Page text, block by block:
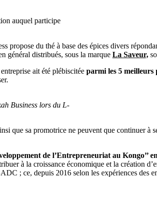
auquel participe
propose du thé à base des épices divers
général distribués, sous la marque La Saveur,
ait été plébiscitée parmi les 5
Business lors du L-
que sa promotrice ne peuvent que continuer à
de l’Entrepreneuriat au Kongo’’
à la croissance économique et la création
; ce, depuis 2016 selon les expériences des